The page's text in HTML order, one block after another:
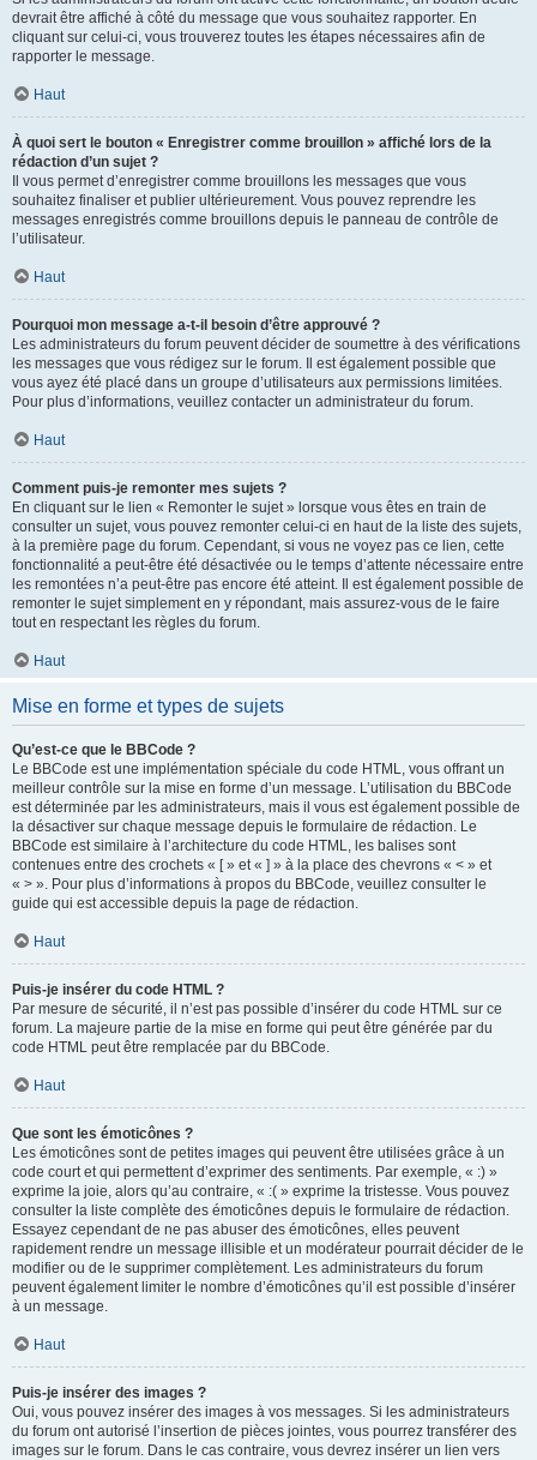
devrait être affiché à côté du message que vous souhaitez rapporter. En
cliquant sur celui-ci, vous trouverez toutes les étapes nécessaires afin de
rapporter le message.
Haut
À quoi sert le bouton « Enregistrer comme brouillon » affiché lors de la
rédaction d’un sujet ?
Il vous permet d’enregistrer comme brouillons les messages que vous
souhaitez finaliser et publier ultérieurement. Vous pouvez reprendre les
messages enregistrés comme brouillons depuis le panneau de contrôle de
l’utilisateur.
Haut
Pourquoi mon message a-t-il besoin d’être approuvé ?
Les administrateurs du forum peuvent décider de soumettre à des vérifications
les messages que vous rédigez sur le forum. Il est également possible que
vous ayez été placé dans un groupe d’utilisateurs aux permissions limitées.
Pour plus d’informations, veuillez contacter un administrateur du forum.
Haut
Comment puis-je remonter mes sujets ?
En cliquant sur le lien « Remonter le sujet » lorsque vous êtes en train de
consulter un sujet, vous pouvez remonter celui-ci en haut de la liste des sujets,
à la première page du forum. Cependant, si vous ne voyez pas ce lien, cette
fonctionnalité a peut-être été désactivée ou le temps d’attente nécessaire entre
les remontées n’a peut-être pas encore été atteint. Il est également possible de
remonter le sujet simplement en y répondant, mais assurez-vous de le faire
tout en respectant les règles du forum.
Haut
Mise en forme et types de sujets
Qu’est-ce que le BBCode ?
Le BBCode est une implémentation spéciale du code HTML, vous offrant un
meilleur contrôle sur la mise en forme d’un message. L’utilisation du BBCode
est déterminée par les administrateurs, mais il vous est également possible de
la désactiver sur chaque message depuis le formulaire de rédaction. Le
BBCode est similaire à l’architecture du code HTML, les balises sont
contenues entre des crochets « [ » et « ] » à la place des chevrons « < » et
« > ». Pour plus d’informations à propos du BBCode, veuillez consulter le
guide qui est accessible depuis la page de rédaction.
Haut
Puis-je insérer du code HTML ?
Par mesure de sécurité, il n’est pas possible d’insérer du code HTML sur ce
forum. La majeure partie de la mise en forme qui peut être générée par du
code HTML peut être remplacée par du BBCode.
Haut
Que sont les émoticônes ?
Les émoticônes sont de petites images qui peuvent être utilisées grâce à un
code court et qui permettent d’exprimer des sentiments. Par exemple, « :) »
exprime la joie, alors qu’au contraire, « :( » exprime la tristesse. Vous pouvez
consulter la liste complète des émoticônes depuis le formulaire de rédaction.
Essayez cependant de ne pas abuser des émoticônes, elles peuvent
rapidement rendre un message illisible et un modérateur pourrait décider de le
modifier ou de le supprimer complètement. Les administrateurs du forum
peuvent également limiter le nombre d’émoticônes qu’il est possible d’insérer
à un message.
Haut
Puis-je insérer des images ?
Oui, vous pouvez insérer des images à vos messages. Si les administrateurs
du forum ont autorisé l’insertion de pièces jointes, vous pourrez transférer des
images sur le forum. Dans le cas contraire, vous devrez insérer un lien vers